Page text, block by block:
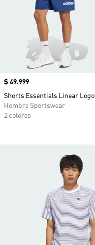
Precio
$ 49.999
Shorts Essentials Linear Logo
Hombre Sportswear
2 colores